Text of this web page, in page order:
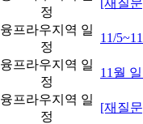
정
[재질
융프라우지역 일
정
11/
융프라우지역 일
정
11월
융프라우지역 일
정
[재질